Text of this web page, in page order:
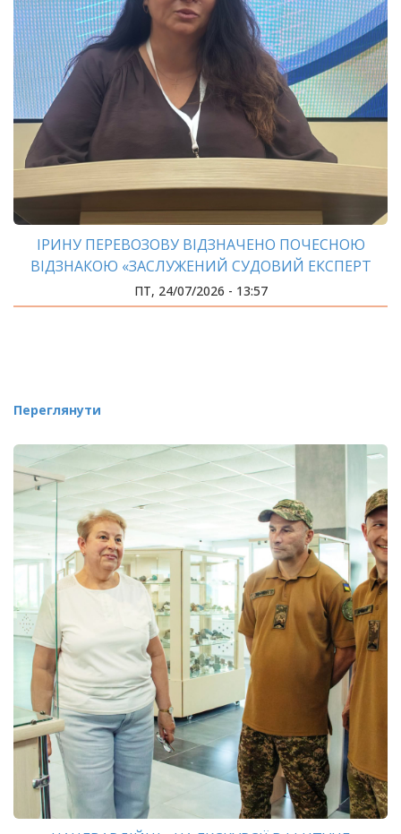
ІРИНУ ПЕРЕВОЗОВУ ВІДЗНАЧЕНО ПОЧЕСНОЮ
ВІДЗНАКОЮ «ЗАСЛУЖЕНИЙ СУДОВИЙ ЕКСПЕРТ
СОЮЗУ ЕКСПЕРТІВ УКРАЇНИ»
ПТ, 24/07/2026 - 13:57
Переглянути